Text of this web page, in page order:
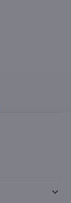
keyboard_arrow_down